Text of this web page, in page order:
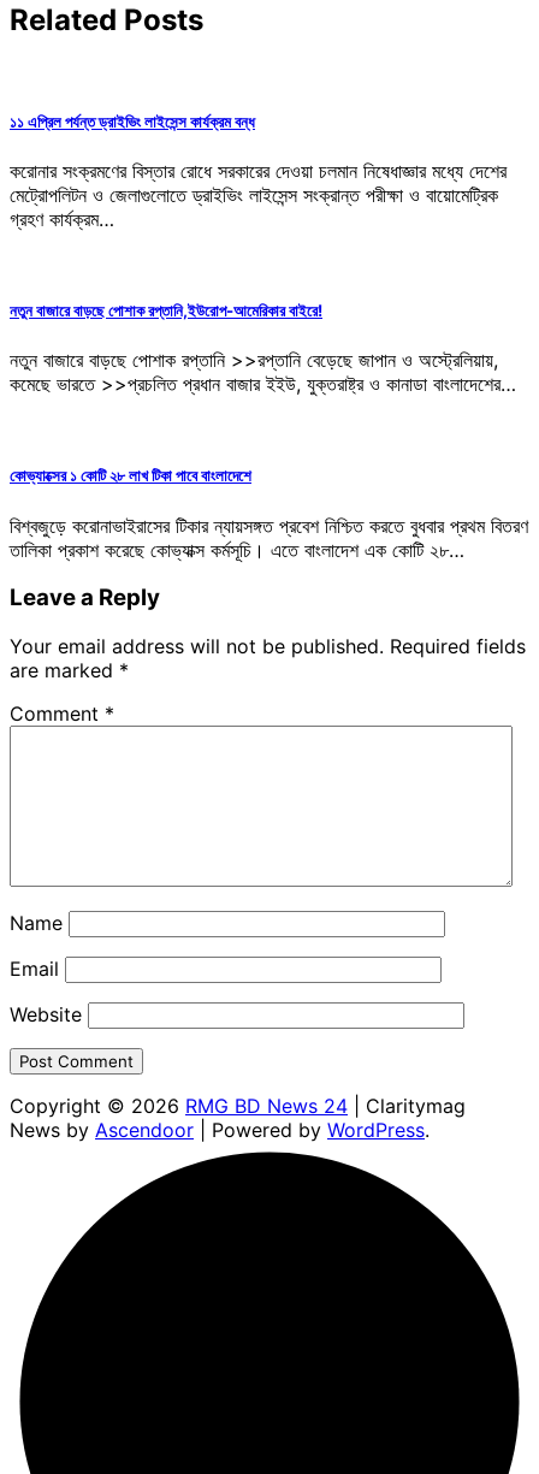
Related Posts
১১ এপ্রিল পর্যন্ত ড্রাইভিং লাইসেন্স কার্যক্রম বন্ধ
করোনার সংক্রমণের বিস্তার রোধে সরকারের দেওয়া চলমান নিষেধাজ্ঞার মধ্যে দেশের
মেট্রোপলিটন ও জেলাগুলোতে ড্রাইভিং লাইসেন্স সংক্রান্ত পরীক্ষা ও বায়োমেট্রিক
গ্রহণ কার্যক্রম…
নতুন বাজারে বাড়ছে পোশাক রপ্তানি,ইউরোপ-আমেরিকার বাইরে!
নতুন বাজারে বাড়ছে পোশাক রপ্তানি >>রপ্তানি বেড়েছে জাপান ও অস্ট্রেলিয়ায়,
কমেছে ভারতে >>প্রচলিত প্রধান বাজার ইইউ, যুক্তরাষ্ট্র ও কানাডা বাংলাদেশের…
কোভ্যাক্সের ১ কোটি ২৮ লাখ টিকা পাবে বাংলাদেশে
বিশ্বজুড়ে করোনাভাইরাসের টিকার ন্যায়সঙ্গত প্রবেশ নিশ্চিত করতে বুধবার প্রথম বিতরণ
তালিকা প্রকাশ করেছে কোভ্যাক্স কর্মসূচি। এতে বাংলাদেশ এক কোটি ২৮…
Leave a Reply
Your email address will not be published. Required fields
are marked *
Comment *
Name
Email
Website
Copyright © 2026 RMG BD News 24 | Claritymag
News by Ascendoor | Powered by WordPress.